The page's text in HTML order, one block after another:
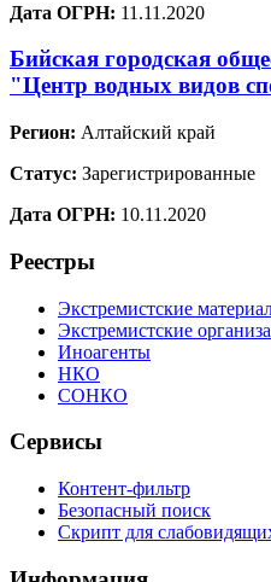
Дата ОГРН: 11.11.2020
Бийская городская
"Центр водных видов
Регион: Алтайский край
Статус: Зарегистрированные
Дата ОГРН: 10.11.2020
Реестры
Экстремистские
Экстремистские
Иноагенты
НКО
СОНКО
Сервисы
Контент-фильтр
Безопасный поиск
Скрипт для